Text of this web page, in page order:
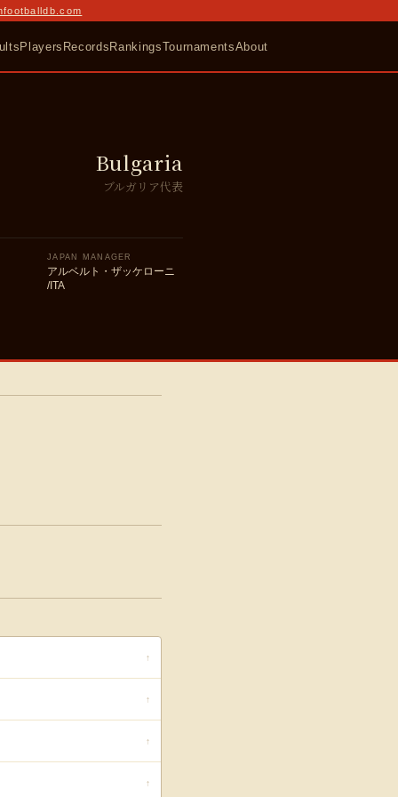
Players RecordsRankingsTournamentsAbout
Bulgaria
ブルガリア代表
JAPAN MANAGER
アルベルト・ザッケローニ
/ITA
↑
↑
↑
↑